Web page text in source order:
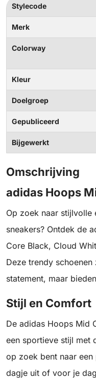
Stylecode
Merk
Colorway
Kleur
Doelgroep
Gepubliceerd
Bijgewerkt
Omschrijving
adidas Hoops
Op zoek naar
sneakers? Ontdek de
Core Black, Cloud
Deze trendy
statement, maar
Stijl en Comfort
De adidas Hoops Mid
een sportieve stijl met
op zoek bent naar een
dagje uit of voor je